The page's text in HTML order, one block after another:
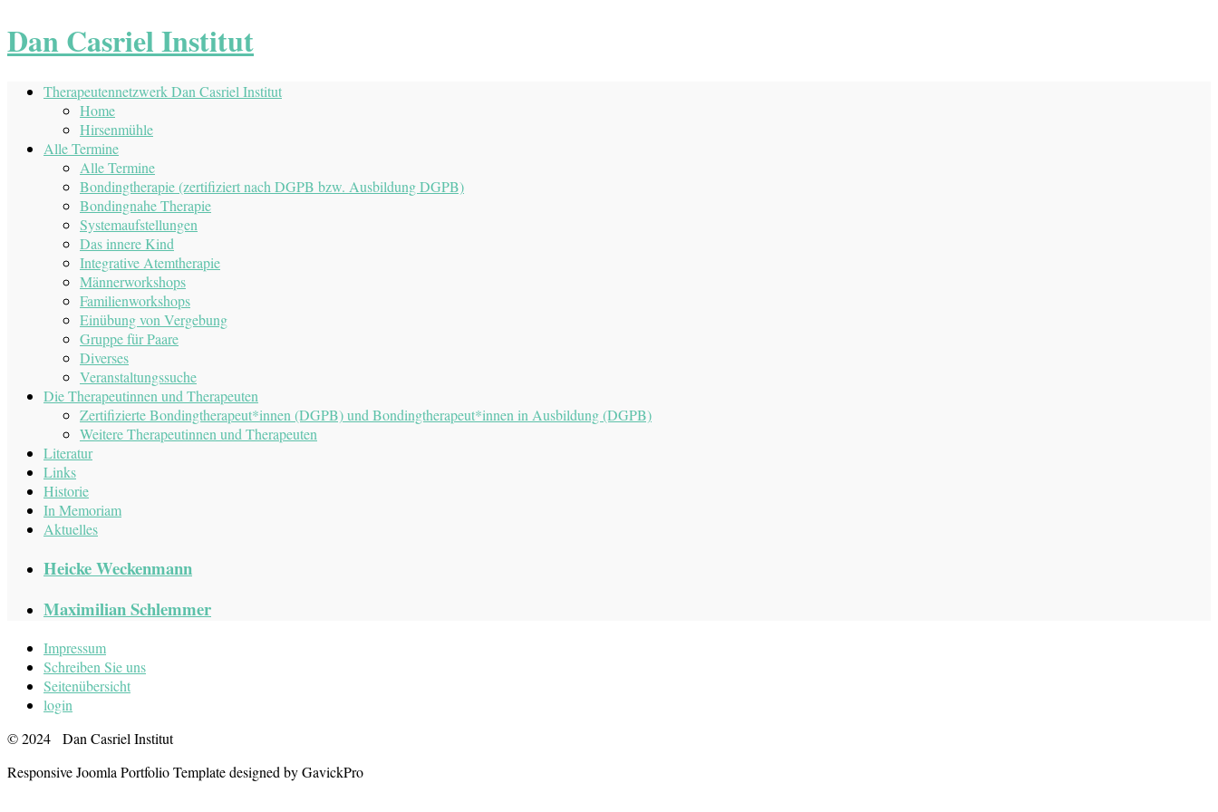
Dan Casriel Institut
Therapeutennetzwerk Dan Casriel Institut
Home
Hirsenmühle
Alle Termine
Alle Termine
Bondingtherapie (zertifiziert nach DGPB bzw. Ausbildung DGPB)
Bondingnahe Therapie
Systemaufstellungen
Das innere Kind
Integrative Atemtherapie
Männerworkshops
Familienworkshops
Einübung von Vergebung
Gruppe für Paare
Diverses
Veranstaltungssuche
Die Therapeutinnen und Therapeuten
Zertifizierte Bondingtherapeut*innen (DGPB) und Bondingtherapeut*innen in Ausbildung (DGPB)
Weitere Therapeutinnen und Therapeuten
Literatur
Links
Historie
In Memoriam
Aktuelles
Heicke Weckenmann
Maximilian Schlemmer
Impressum
Schreiben Sie uns
Seitenübersicht
login
©2024 Dan Casriel Institut
Responsive Joomla Portfolio Template designed by GavickPro